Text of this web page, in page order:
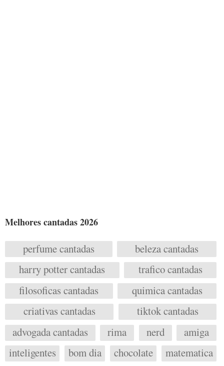
Melhores cantadas 2026
perfume cantadas
beleza cantadas
harry potter cantadas
trafico cantadas
filosoficas cantadas
quimica cantadas
criativas cantadas
tiktok cantadas
advogada cantadas
rima nerd
amiga
inteligentes
bom dia chocolate matematica